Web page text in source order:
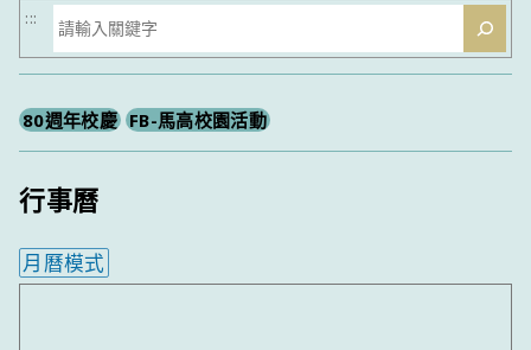
搜
尋
:::
80週年校慶 FB-馬高校園活動
行事曆
月曆模式